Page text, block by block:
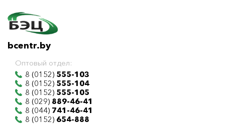
bcentr.by
Оптовый отдел:
8 (0152) 555-103
8 (0152) 555-104
8 (0152) 555-105
8 (029) 889-46-41
8 (044) 741-46-41
8 (0152) 654-888